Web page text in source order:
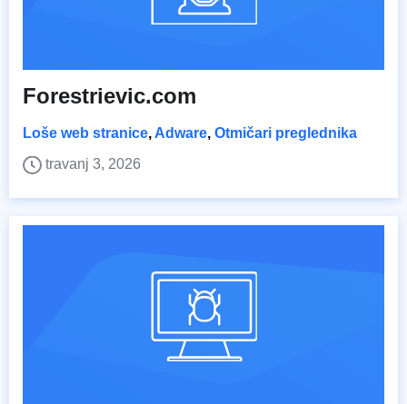
Forestrievic.com
Loše web stranice, Adware, Otmičari preglednika
travanj 3, 2026